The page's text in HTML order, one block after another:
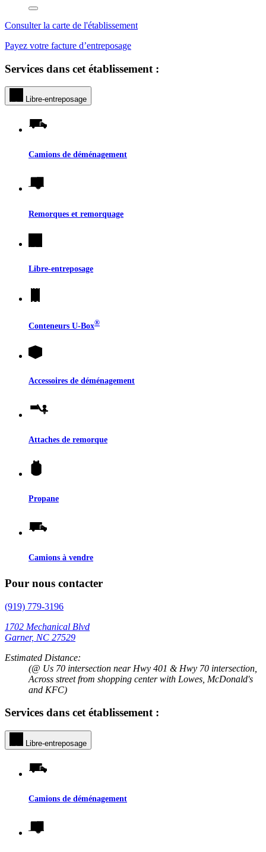
Consulter la carte de l'établissement
Payez votre facture d’entreposage
Services dans cet établissement :
Libre-entreposage
Camions de déménagement
Remorques et remorquage
Libre-entreposage
Conteneurs U-Box®
Accessoires de déménagement
Attaches de remorque
Propane
Camions à vendre
Pour nous contacter
(919) 779-3196
1702 Mechanical Blvd
Garner, NC 27529
Estimated Distance:
(@ Us 70 intersection near Hwy 401 & Hwy 70 intersection,
Across street from shopping center with Lowes, McDonald's
and KFC)
Services dans cet établissement :
Libre-entreposage
Camions de déménagement